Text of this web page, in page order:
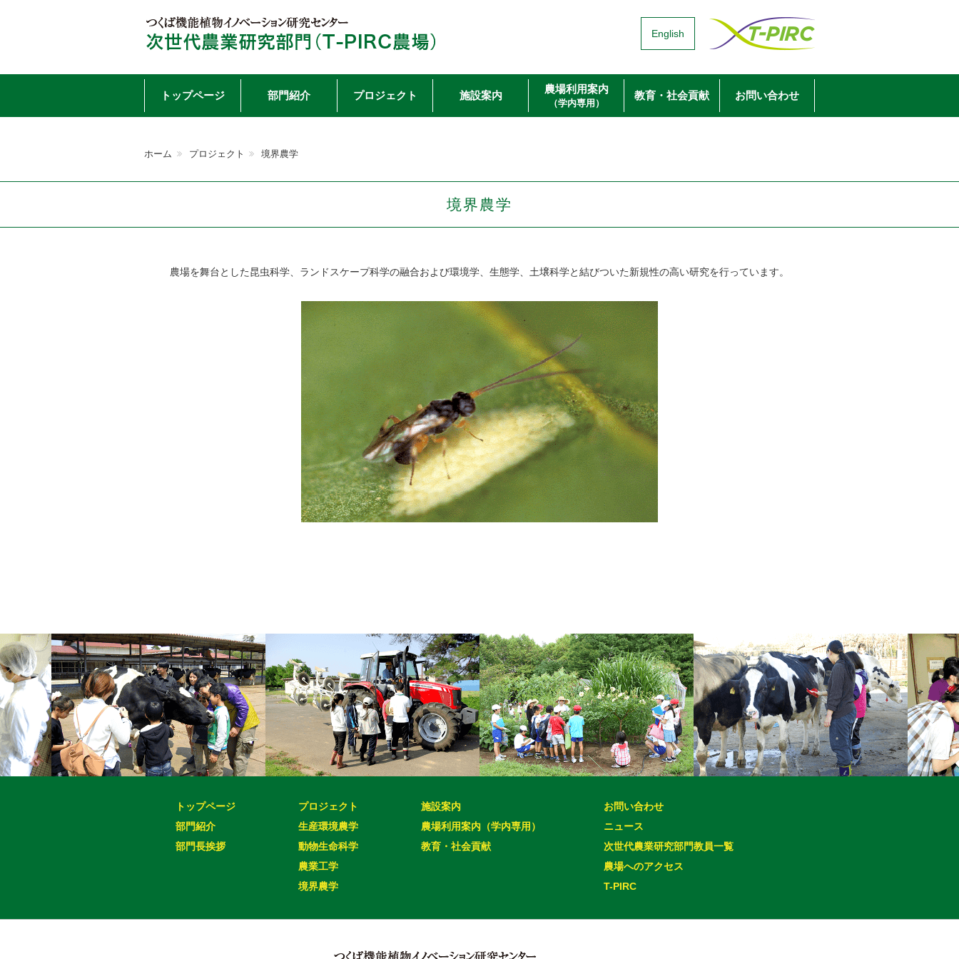
English
Skip
content
トップページ 部門紹介 プロジェクト 施設案内
農場利用案内
（学内専用）
教育・社会貢献 お問い合わせ
ホーム プロジェクト 境界農学
境界農学
農場を舞台とした昆虫科学、ランドスケープ科学の融合および環境学、生態学、土壌科学と結びついた新規性の高い研究を行っています。
トップページ
部門紹介
部門長挨拶
プロジェクト
生産環境農学
動物生命科学
農業工学
境界農学
施設案内
農場利用案内（学内専用）
教育・社会貢献
お問い合わせ
ニュース
次世代農業研究部門教員一覧
農場へのアクセス
T-PIRC